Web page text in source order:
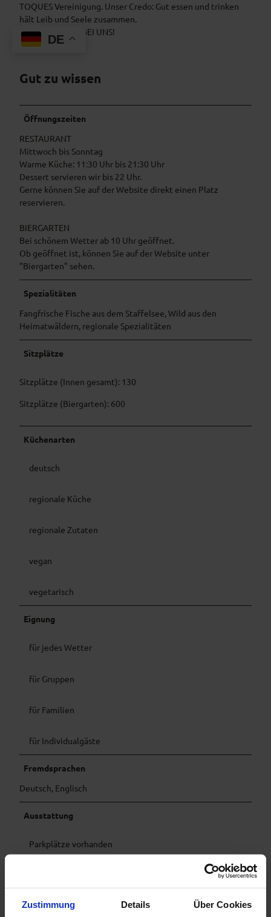
Zustimmung Details Über Cookies
TOQUES Vereinigung. Unser Credo: Gut essen und trinken
hält Leib und Seele zusammen.
SO SCHÖN IST'S BEI UNS!
Gut zu wissen
Öffnungszeiten
RESTAURANT
Mittwoch bis Sonntag
Warme Küche: 11:30 Uhr bis 21:30 Uhr
Dessert servieren wir bis 22 Uhr.
Gerne können Sie auf der Website direkt einen Platz
reservieren.
BIERGARTEN
Bei schönem Wetter ab 10 Uhr geöffnet.
Ob geöffnet ist, können Sie auf der Website unter
"Biergarten" sehen.
Spezialitäten
Fangfrische Fische aus dem Staffelsee, Wild aus den
Heimatwäldern, regionale Spezialitäten
Sitzplätze
Sitzplätze (Innen gesamt): 130
Sitzplätze (Biergarten): 600
Küchenarten
deutsch
regionale Küche
regionale Zutaten
vegan
vegetarisch
Eignung
für jedes Wetter
für Gruppen
für Familien
für Individualgäste
Fremdsprachen
Deutsch, Englisch
Ausstattung
Parkplätze vorhanden
Tiere (Hunde) erlaubt
DE